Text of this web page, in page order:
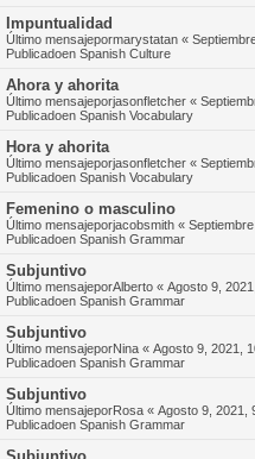
Impuntualidad
Último mensajepormarystatan «
Publicadoen Spanish Culture
Ahora y ahorita
Último mensajeporjasonfletcher «
Publicadoen Spanish Vocabulary
Hora y ahorita
Último mensajeporjasonfletcher «
Publicadoen Spanish Vocabulary
Femenino o masculino
Último mensajeporjacobsmith «
Publicadoen Spanish Grammar
Subjuntivo
Último mensajeporAlberto « Agosto 9,
Publicadoen Spanish Grammar
Subjuntivo
Último mensajeporNina « Agosto 9, 2021,
Publicadoen Spanish Grammar
Subjuntivo
Último mensajeporRosa « Agosto 9, 2021,
Publicadoen Spanish Grammar
Subjuntivo